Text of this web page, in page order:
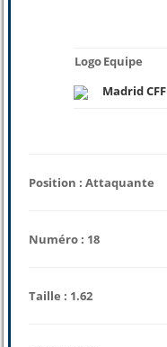
LogoEquipe
Madrid CFF
Position : Attaquante
Numéro : 18
Taille : 1.62